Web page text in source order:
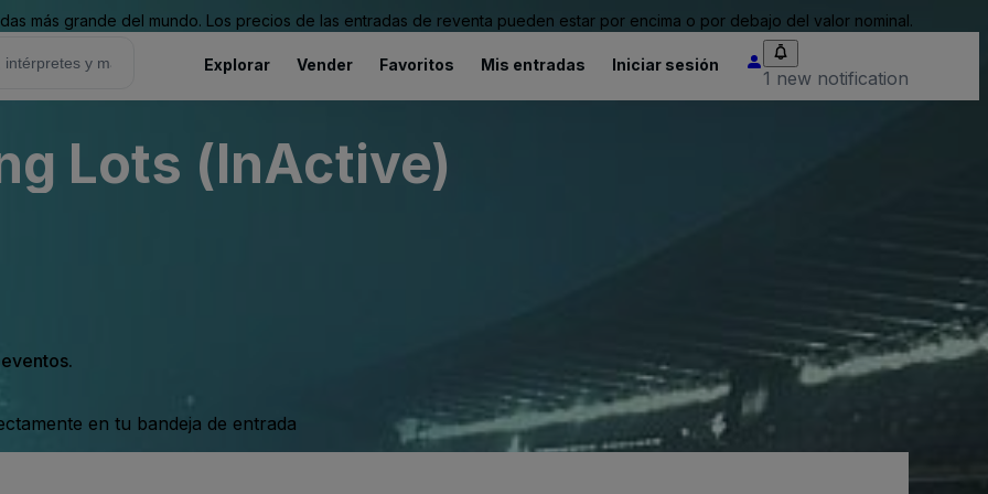
más grande del mundo. Los precios de las entradas de reventa pueden estar por encima o por debajo del valor nominal.
Explorar Vender Favoritos Mis entradas Iniciar sesión
1 new notification
Lots (InActive)
en tu bandeja de entrada